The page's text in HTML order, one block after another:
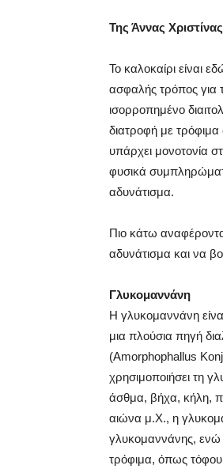
Της Άννας
Το καλοκαίρι είναι
ασφαλής τρόπος για
ισορροπημένο
διατροφή με
υπάρχει μονοτονία
φυσικά
αδυνάτισμα.
Πιο κάτω
αδυνάτισμα και να
Γλυκομαννάνη
Η γλυκομαννάνη
μια πλούσια πηγή
(Amorphophallus
χρησιμοποιήσει τη
άσθμα, βήχα, κήλη,
αιώνα μ.Χ., η
γλυκομαννάνης, ενώ
τρόφιμα, όπως